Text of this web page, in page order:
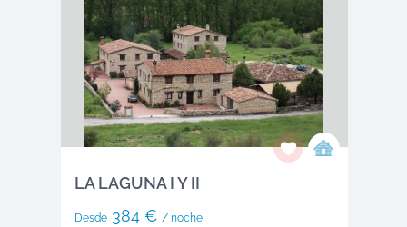
LA LAGUNA I Y II
Desde384 € / noche